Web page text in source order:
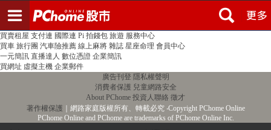
PChome首頁 線上購物 24h購物 書店
買賣租屋 支付連 國際連 Pi 拍錢包 旅遊 服務中心
買車 旅行團 汽車險推薦 線上麻將 雜誌 星座命理 會員中心
一元簡訊 直播達人 數位憑證 企業簡訊
買網址 虛擬主機 企業郵件
廣告刊登 隱私權聲明
消費者保護 兒童網路安全
About PChome 投資人聯絡 徵才
著作權保護 ｜網路家庭版權所有、轉載必究‧Copyright PChome Online
PChome Online and PChome are trademarks of PChome Online Inc.